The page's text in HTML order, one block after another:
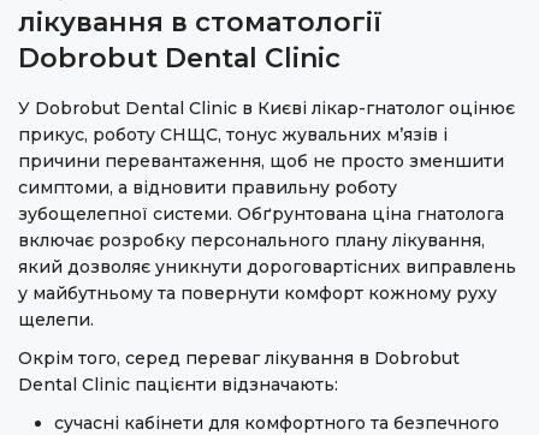
лікування в стоматології
Dobrobut Dental Clinic
У Dobrobut Dental Clinic в Києві лікар-гнатолог оцінює
прикус, роботу СНЩС, тонус жувальних м’язів і
причини перевантаження, щоб не просто зменшити
симптоми, а відновити правильну роботу
зубощелепної системи. Обґрунтована ціна гнатолога
включає розробку персонального плану лікування,
який дозволяє уникнути дороговартісних виправлень
у майбутньому та повернути комфорт кожному руху
щелепи.
Окрім того, серед переваг лікування в Dobrobut
Dental Clinic пацієнти відзначають:
сучасні кабінети для комфортного та безпечного